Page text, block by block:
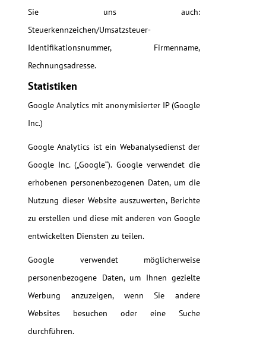
Sie uns auch:
Steuerkennzeichen/Umsatzsteuer-
Identifikationsnummer, Firmenname,
Rechnungsadresse.
Statistiken
Google Analytics mit anonymisierter IP (Google
Inc.)
Google Analytics ist ein Webanalysedienst der
Google Inc. („Google“). Google verwendet die
erhobenen personenbezogenen Daten, um die
Nutzung dieser Website auszuwerten, Berichte
zu erstellen und diese mit anderen von Google
entwickelten Diensten zu teilen.
Google verwendet möglicherweise
personenbezogene Daten, um Ihnen gezielte
Werbung anzuzeigen, wenn Sie andere
Websites besuchen oder eine Suche
durchführen.